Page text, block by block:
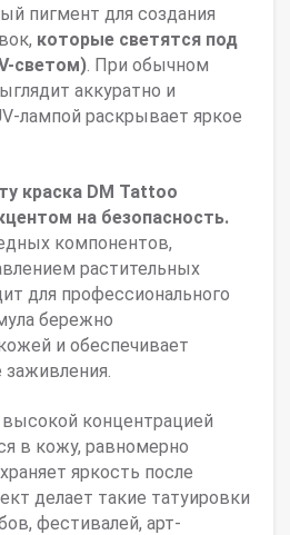
пигмент для создания
которые светятся под
светом). При обычном
аккуратно и
лампой раскрывает яркое
краска DM Tattoo
на безопасность.
компонентов,
растительных
для профессионального
бережно
и обеспечивает
высокой концентрацией
в кожу, равномерно
яркость после
делает такие татуировки
фестивалей, арт-